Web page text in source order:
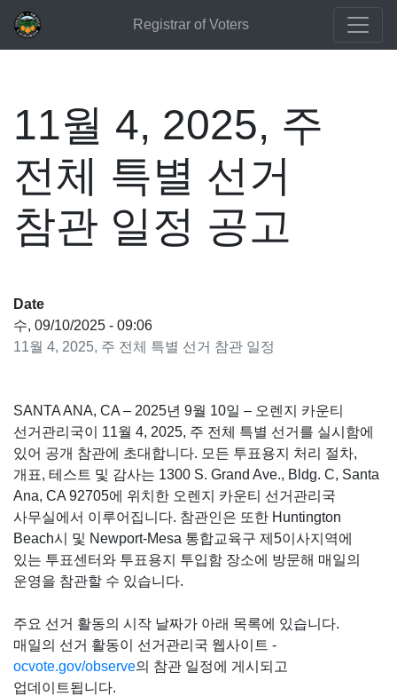
Registrar of Voters
11월 4, 2025, 주
전체 특별 선거
참관 일정 공고
Date
수, 09/10/2025 - 09:06
11월 4, 2025, 주 전체 특별 선거 참관 일정
SANTA ANA, CA – 2025년 9월 10일 – 오렌지 카운티
선거관리국이 11월 4, 2025, 주 전체 특별 선거를 실시함에
있어 공개 참관에 초대합니다. 모든 투표용지 처리 절차,
개표, 테스트 및 감사는 1300 S. Grand Ave., Bldg. C, Santa
Ana, CA 92705에 위치한 오렌지 카운티 선거관리국
사무실에서 이루어집니다. 참관인은 또한 Huntington
Beach시 및 Newport-Mesa 통합교육구 제5이사지역에
있는 투표센터와 투표용지 투입함 장소에 방문해 매일의
운영을 참관할 수 있습니다.
주요 선거 활동의 시작 날짜가 아래 목록에 있습니다.
매일의 선거 활동이 선거관리국 웹사이트 -
ocvote.gov/observe의 참관 일정에 게시되고
업데이트됩니다.